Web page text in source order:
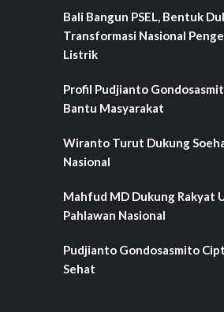
Bali Bangun PSEL, Bentuk
Transformasi Nasional
Listrik
Profil Pudjianto
Bantu Masyarakat
Wiranto Turut Dukung
Nasional
Mahfud MD Dukung Rakyat
Pahlawan Nasional
Pudjianto Gondosasmito
Sehat